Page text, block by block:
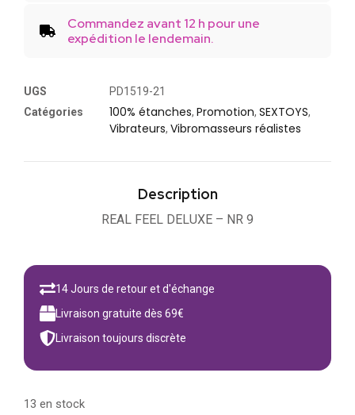
Commandez avant 12 h pour une
expédition le lendemain.
UGS
PD1519-21
Catégories
100% étanches, Promotion, SEXTOYS,
Vibrateurs, Vibromasseurs réalistes
Description
REAL FEEL DELUXE – NR 9
14 Jours de retour et d'échange
Livraison gratuite dès 69€
Livraison toujours discrète
13 en stock